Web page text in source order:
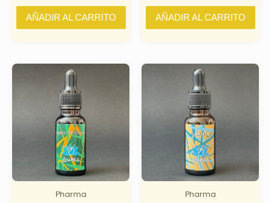
AÑADIR AL CARRITO AÑADIR AL CARRITO
Pharma Pharma